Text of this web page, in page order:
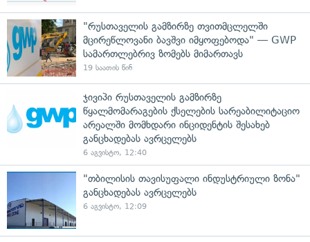
"რუსთაველის გამზირზე თვითმცლელში
მცირეწლოვანი ბავშვი იმყოფებოდა" — GWP
სამართლებრივ ზომებს მიმართავს
19 საათის წინ
ჯივიპი რუსთაველის გამზირზე
წყალმომარაგების ქსელების სარეაბილიტაციო
არეალში მომხდარი ინციდენტის შესახებ
განცხადებას ავრცელებს
6 აგვისტო, 12:40
"თბილისის თავისუფალი ინდუსტრიული ზონა"
განცხადებას ავრცელებს
6 აგვისტო, 12:09